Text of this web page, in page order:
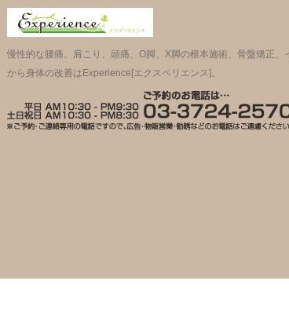
慢性的な腰痛、肩こり、頭痛、O脚、X脚の根本施術、骨盤矯正、
から身体の改善はExperience[エクスペリエンス]。